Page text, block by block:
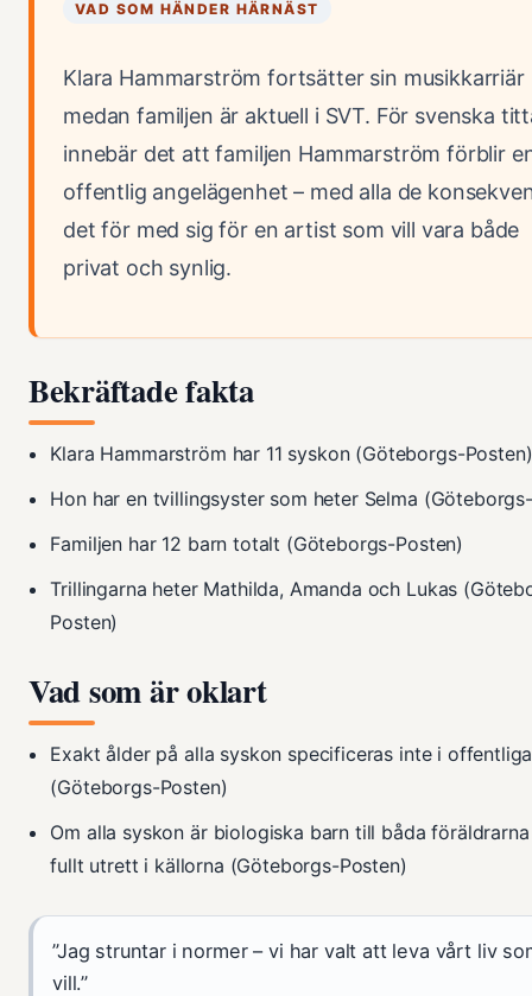
VAD SOM HÄNDER HÄRNÄST
Klara Hammarström fortsätter sin musikkarriär
medan familjen är aktuell i SVT. För svenska
innebär det att familjen Hammarström förblir
offentlig angelägenhet – med alla de
det för med sig för en artist som vill vara både
privat och synlig.
Bekräftade fakta
Klara Hammarström har 11 syskon (Göteborgs-Posten)
Hon har en tvillingsyster som heter Selma
Familjen har 12 barn totalt (Göteborgs-Posten)
Trillingarna heter Mathilda, Amanda och Lukas
Posten)
Vad som är oklart
Exakt ålder på alla syskon specificeras inte i
(Göteborgs-Posten)
Om alla syskon är biologiska barn till båda
fullt utrett i källorna (Göteborgs-Posten)
”Jag struntar i normer – vi har valt att leva vårt liv
vill.”